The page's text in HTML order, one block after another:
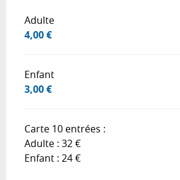
Adulte
4,00 €
Enfant
3,00 €
Carte 10 entrées :
Adulte : 32 €
Enfant : 24 €